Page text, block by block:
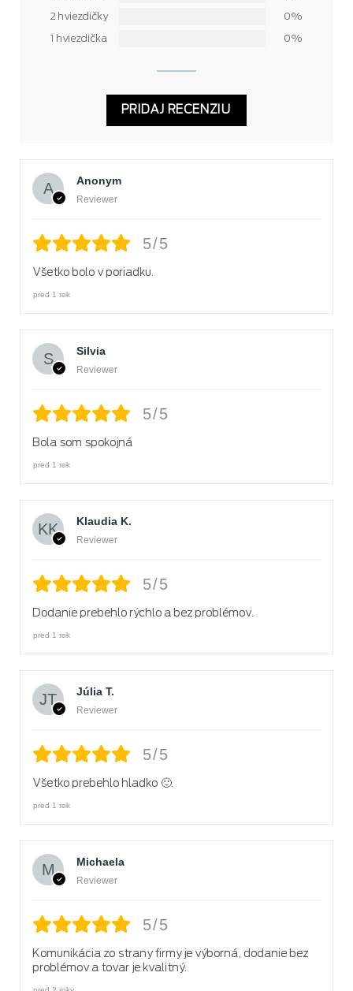
2 hviezdičky 0%
1 hviezdička 0%
PRIDAJ RECENZIU
Anonym
Reviewer
5/5
Všetko bolo v poriadku.
pred 1 rok
Silvia
Reviewer
5/5
Bola som spokojná
pred 1 rok
Klaudia K.
Reviewer
5/5
Dodanie prebehlo rýchlo a bez problémov.
pred 1 rok
Júlia T.
Reviewer
5/5
Všetko prebehlo hladko 🙂.
pred 1 rok
Michaela
Reviewer
5/5
Komunikácia zo strany firmy je výborná, dodanie bez
problémov a tovar je kvalitný.